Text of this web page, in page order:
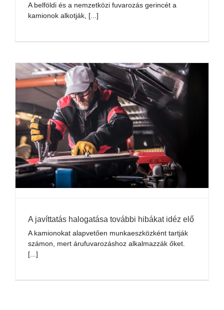
A belföldi és a nemzetközi fuvarozás gerincét a
kamionok alkotják, [...]
A javíttatás halogatása további hibákat idéz elő
A kamionokat alapvetően munkaeszközként tartják
számon, mert árufuvarozáshoz alkalmazzák őket.
[...]